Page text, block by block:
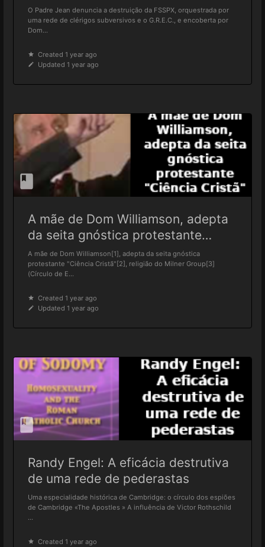
O Padre Jean denuncia a destruição da FSSPX, orquestrada por
uma rede de clérigos subversivos e o G.R.E.C., e encoberta por
Dom...
Created 1 year ago
Updated 1 year ago
A mãe de Dom Williamson, adepta
da seita gnóstica protestante
"Ciência Cristã"
A mãe de Dom Williamson[1], adepta da seita gnóstica
protestante "Ciência Cristã"[2], religião do Milner Group[3]
(Círculo de E...
Created 1 year ago
Updated 1 year ago
Randy Engel: A eficácia destrutiva
de uma rede de pederastas
Uma especialidade histórica de Cambridge: o círculo dos espiões
de Cambridge «The Apostles » A influência de Victor Rothschild
...
Created 1 year ago